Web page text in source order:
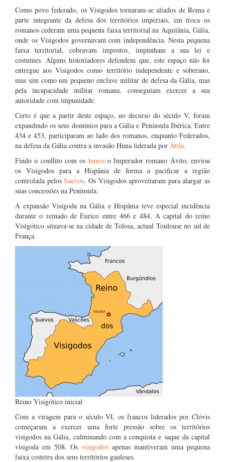
Como povo federado, os Visigodos tornaram-se aliados de Roma e
parte integrante da defesa dos territórios imperiais, em troca os
romanos cederam uma pequena faixa territorial na Aquitânia, Gália,
onde os Visigodos governavam com independência. Nesta pequena
faixa territorial, cobravam impostos, impunham a sua lei e
costumes. Alguns historiadores defendem que, este espaço não foi
entregue aos Visigodos como território independente e soberano,
mas sim como um pequeno enclave militar de defesa da Gália, mas
pela incapacidade militar romana, conseguiam exercer a sua
autoridade com impunidade.
Certo é que a partir deste espaço, no decurso do século V, foram
expandindo os seus domínios para a Gália e Península Ibérica. Entre
434 e 453, participaram ao lado dos romanos, enquanto Federados,
na defesa da Gália contra a invasão Huna liderada por Átila.
Findo o conflito com os hunos o Imperador romano Ávito, enviou
os Visigodos para a Hispânia de forma a pacificar a região
controlada pelosSuevos. Os Visigodos aproveitaram para alargar as
suas concessões na Península.
A expansão Visigoda na Gália e Hispânia teve especial incidência
durante o reinado de Eurico entre 466 e 484. A capital do reino
Visigótico situava-se na cidade de Tolosa, actual Toulouse no sul de
França.
Reino Visigótico inicial
Com a viragem para o século VI, os francos liderados por Clóvis
começaram a exercer uma forte pressão sobre os territórios
visigodos na Gália, culminando com a conquista e saque da capital
visigoda em 508. Os visigodosapenas mantiveram uma pequena
faixa costeira dos seus territórios gauleses.